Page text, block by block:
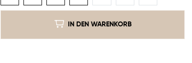
IN DEN WARENKORB